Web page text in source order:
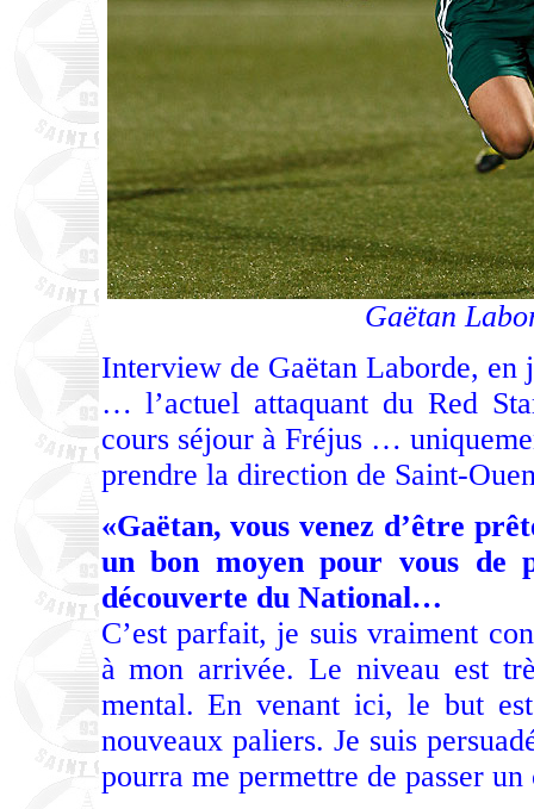
Gaëtan
Interview de Gaëtan Laborde,
… l’actuel attaquant du Red
cours séjour à Fréjus …
prendre la direction de Saint-
«Gaëtan, vous venez d’être
un bon moyen pour vous de
découverte du National…
C’est parfait, je suis vraiment
à mon arrivée. Le niveau est
mental. En venant ici, le but
nouveaux paliers. Je suis
pourra me permettre de passer un